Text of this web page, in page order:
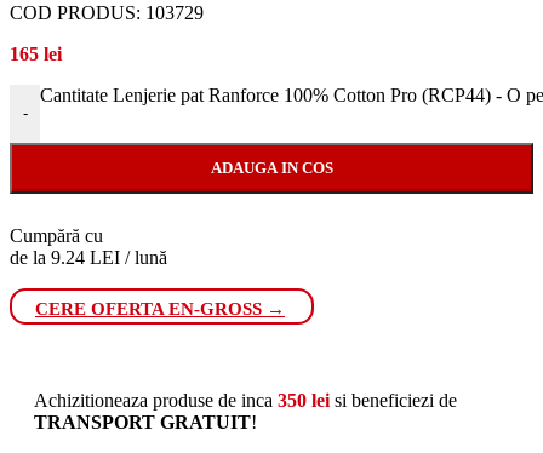
COD PRODUS: 103729
165 lei
-
Cantitate Lenjerie pat Ranforce 100% Cotton Pro (RCP44) - O
ADAUGA IN COS
Cumpără cu
de la 9.24 LEI / lună
CERE OFERTA EN-GROSS →
Achizitioneaza produse de inca 350 lei si beneficiezi de
TRANSPORT GRATUIT!